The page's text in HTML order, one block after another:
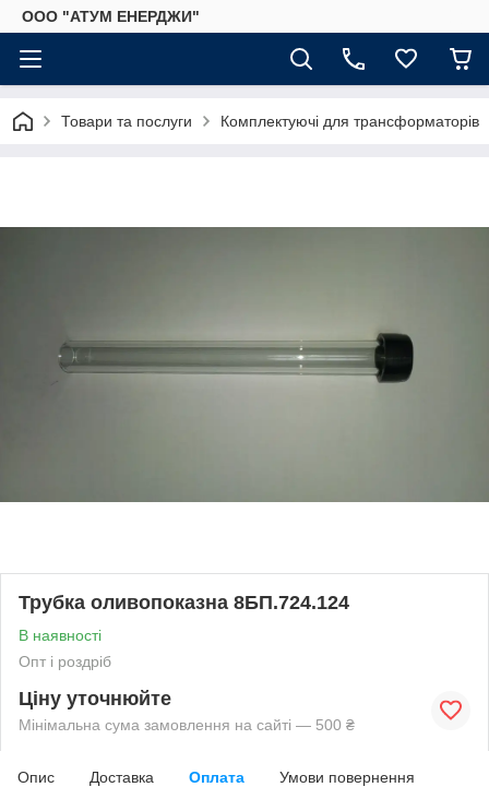
ООО "АТУМ ЕНЕРДЖИ"
Товари та послуги Комплектуючі для трансформаторів
Трубка оливопоказна 8БП.724.124
В наявності
Опт і роздріб
Ціну уточнюйте
Мінімальна сума замовлення на сайті — 500 ₴
Опис Доставка Оплата Умови повернення